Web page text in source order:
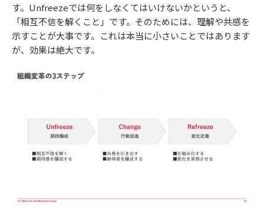
す。Unfreezeでは何をしなくてはいけないかというと、
「相互不信を解くこと」です。そのためには、理解や共感を
示すことが大事です。これは本当に小さいことではあります
が、効果は絶大です。